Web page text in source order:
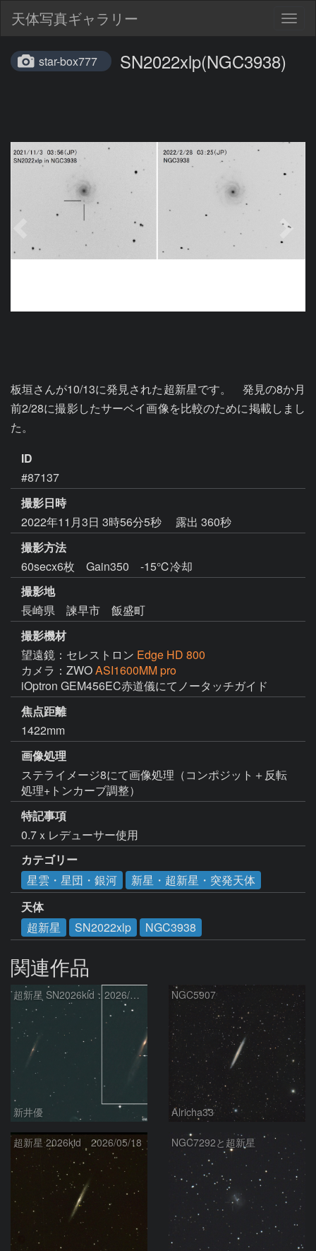
天体写真ギャラリー
star-box777 SN2022xlp(NGC3938)
板垣さんが10/13に発見された超新星です。　発見の8か月
前2/28に撮影したサーベイ画像を比較のために掲載しまし
た。
ID
#87137
撮影日時
2022年11月3日 3時56分5秒
露出 360秒
撮影方法
60secx6枚 Gain350 -15℃冷却
撮影地
長崎県 諫早市 飯盛町
撮影機材
望遠鏡：セレストロン Edge HD 800
カメラ：ZWOASI1600MM pro
iOptron GEM456EC赤道儀にてノータッチガイド
焦点距離
1422mm
画像処理
ステライメージ8にて画像処理（コンポジット＋反転
処理+トンカーブ調整）
特記事項
0.7ｘレデューサー使用
カテゴリー
星雲・星団・銀河
新星・超新星・突発天体
天体
超新星
SN2022xlp NGC3938
関連作品
超新星 SN2026kid：2026/05/18
新井優
NGC5907
Alricha33
超新星 2026kid 2026/05/18 NGC7292と超新星